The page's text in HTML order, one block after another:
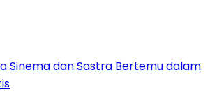
Sinema dan Sastra Bertemu dalam